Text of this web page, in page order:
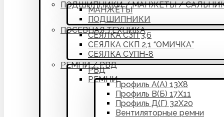
ПОДШИПНИКИ / МАНЖЕТЫ /
МАНЖЕТЫ
ПОДШИПНИКИ
ПОСЕВНАЯ ТЕХНИКА
СЕЯЛКА СЗП 3,6
СЕЯЛКА СКП 2,1 “ОМИЧКА”
СЕЯЛКА СУПН-8
РЕМНИ / РВД
РВД
РЕМНИ
Профиль А(А) 13Х8
Профиль В(Б) 17Х11
Профиль Д(Г) 32Х20
Вентиляторные ремни